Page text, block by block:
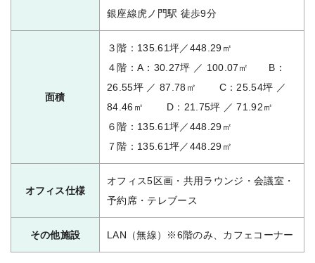
銀座線虎ノ門駅 徒歩9分
面積
３階：135.61坪／448.29㎡
４階：A：30.27坪 ／ 100.07㎡ B：
26.55坪 ／ 87.78㎡ C：25.54坪 ／
84.46㎡ D：21.75坪 ／ 71.92㎡
６階：135.61坪／448.29㎡
７階：135.61坪／448.29㎡
オフィス仕様
オフィス5区画・共用ラウンジ・会議室・
予約席・テレブース
その他施設 LAN（無線）※6階のみ、カフェコーナー